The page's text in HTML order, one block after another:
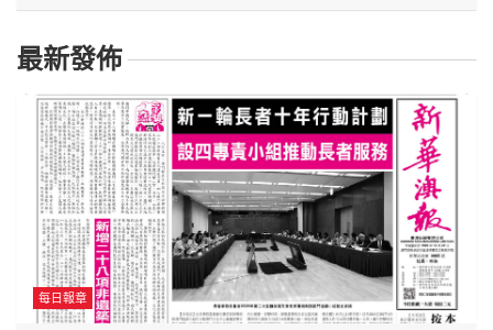
最新發佈
每日報章